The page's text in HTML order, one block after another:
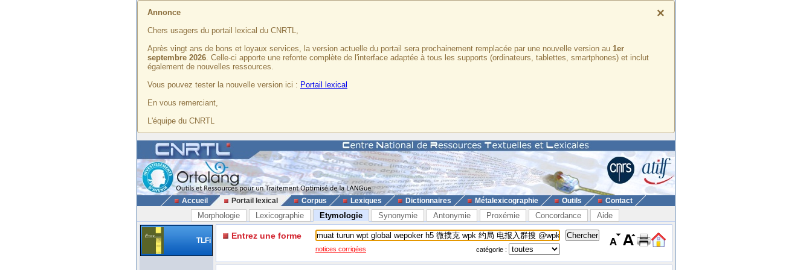
×
Annonce
Chers usagers du portail lexical du CNRTL,
Après vingt ans de bons et loyaux services, la version actuelle du portail sera prochainement remplacée par une nouvelle version au 1er
septembre 2026. Celle-ci apporte une refonte complète de l'interface adaptée à tous les supports (ordinateurs, tablettes, smartphones) et inclut
également de nouvelles ressources.
Vous pouvez tester la nouvelle version ici : Portail lexical
En vous remerciant,
L'équipe du CNRTL
Accueil Portail lexical Corpus Lexiques Dictionnaires Métalexicographie Outils Contact
Morphologie Lexicographie Etymologie Synonymie Antonymie Proxémie Concordance Aide
TLFi Entrez une forme
notices corrigées catégorie :